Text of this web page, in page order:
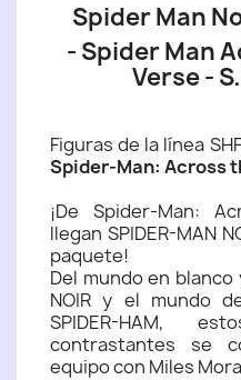
Spider Man
- Spider Man
Verse -
Figuras de la línea
Spider-Man: Across
¡De Spider-Man:
llegan SPIDER-MAN
paquete!
Del mundo en blanco
NOIR y el mundo
SPIDER-HAM,
contrastantes se
equipo con Miles